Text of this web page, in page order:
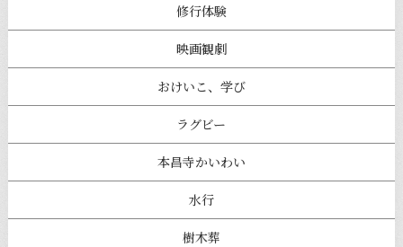
修行体験
映画観劇
おけいこ、学び
ラグビー
本昌寺かいわい
水行
樹木葬